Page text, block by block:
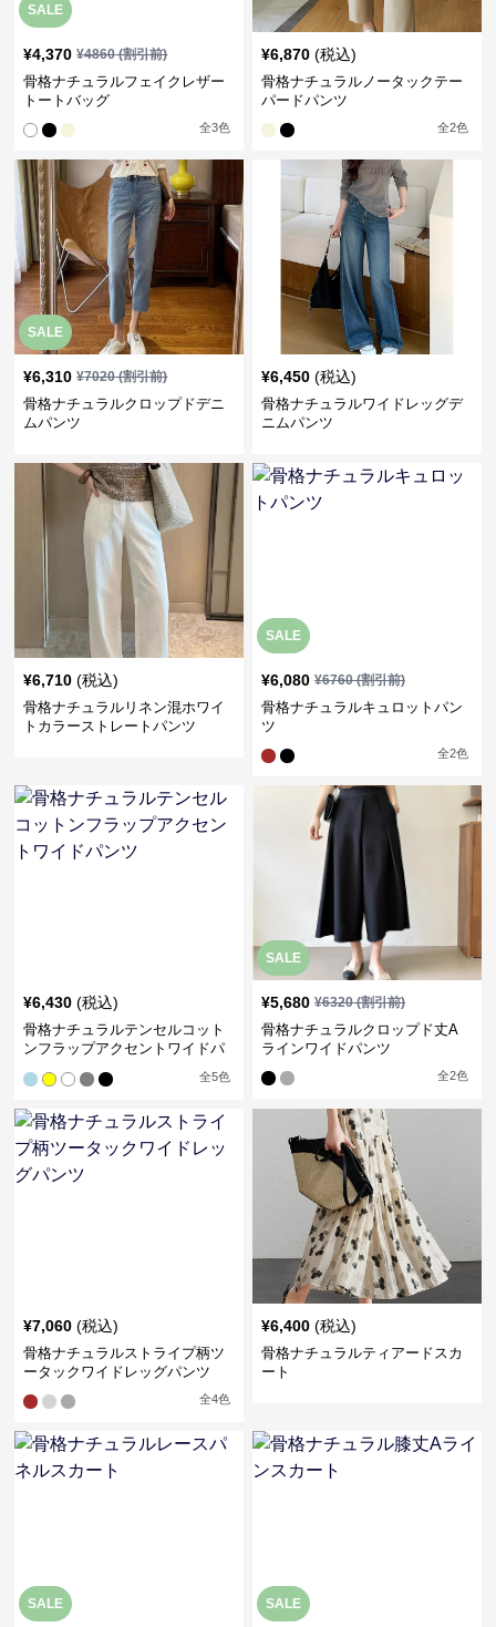
SALE
¥4,370 ¥4860(割引前)
骨格ナチュラルフェイクレザー
トートバッグ
全3色
¥6,870 (税込)
骨格ナチュラルノータックテー
パードパンツ
全2色
SALE
¥6,310 ¥7020(割引前)
骨格ナチュラルクロップドデニ
ムパンツ
¥6,450 (税込)
骨格ナチュラルワイドレッグデ
ニムパンツ
¥6,710 (税込)
骨格ナチュラルリネン混ホワイ
トカラーストレートパンツ
SALE
¥6,080 ¥6760(割引前)
骨格ナチュラルキュロットパン
ツ
全2色
¥6,430 (税込)
骨格ナチュラルテンセルコット
ンフラップアクセントワイドパ
全5色
SALE
¥5,680 ¥6320(割引前)
骨格ナチュラルクロップド丈A
ラインワイドパンツ
全2色
¥7,060 (税込)
骨格ナチュラルストライプ柄ツ
ータックワイドレッグパンツ
全4色
¥6,400 (税込)
骨格ナチュラルティアードスカ
ート
SALE SALE